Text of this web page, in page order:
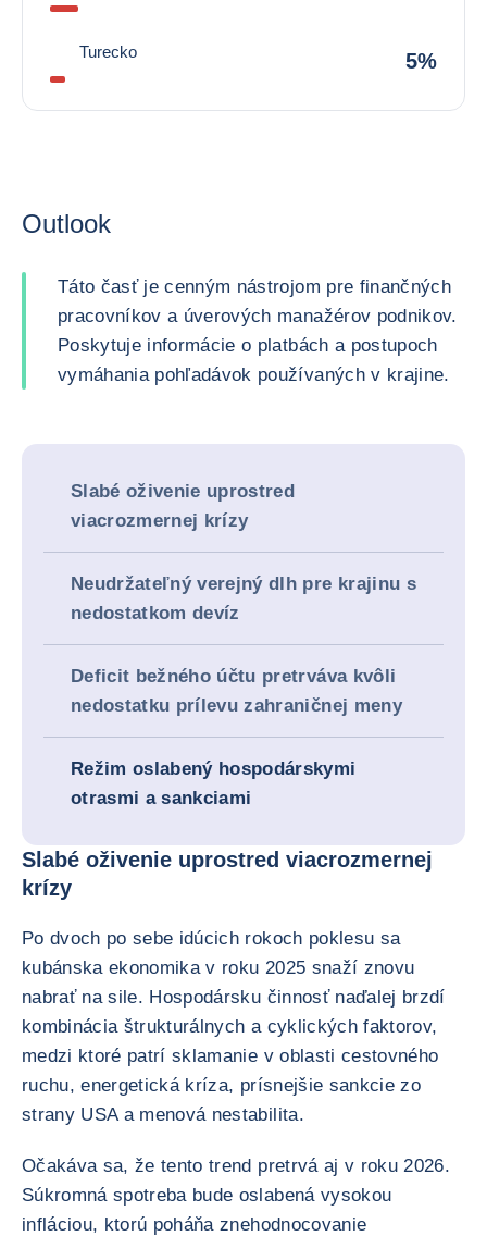
Turecko 5%
Outlook
Táto časť je cenným nástrojom pre finančných
pracovníkov a úverových manažérov podnikov.
Poskytuje informácie o platbách a postupoch
vymáhania pohľadávok používaných v krajine.
Slabé oživenie uprostred
viacrozmernej krízy
Neudržateľný verejný dlh pre krajinu s
nedostatkom devíz
Deficit bežného účtu pretrváva kvôli
nedostatku prílevu zahraničnej meny
Režim oslabený hospodárskymi
otrasmi a sankciami
Slabé oživenie uprostred viacrozmernej
krízy
Po dvoch po sebe idúcich rokoch poklesu sa
kubánska ekonomika v roku 2025 snaží znovu
nabrať na sile. Hospodársku činnosť naďalej brzdí
kombinácia štrukturálnych a cyklických faktorov,
medzi ktoré patrí sklamanie v oblasti cestovného
ruchu, energetická kríza, prísnejšie sankcie zo
strany USA a menová nestabilita.
Očakáva sa, že tento trend pretrvá aj v roku 2026.
Súkromná spotreba bude oslabená vysokou
infláciou, ktorú poháňa znehodnocovanie